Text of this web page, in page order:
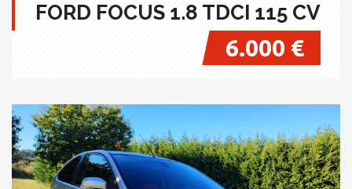
FORD FOCUS 1.8 TDCI 115 CV
6.000 €